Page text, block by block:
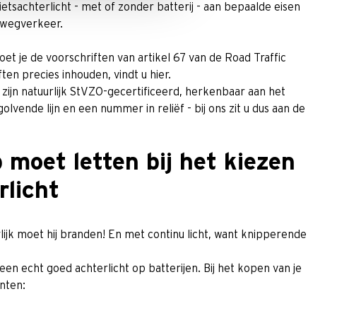
- met of zonder batterij - aan bepaalde eisen
je de voorschriften van artikel 67 van de Road Traffic
precies inhouden, vindt u hier.
natuurlijk StVZO-gecertificeerd, herkenbaar aan het
lijn en een nummer in reliëf - bij ons zit u dus aan de
moet letten bij het kiezen
moet hij branden! En met continu licht, want knipperende
echt goed achterlicht op batterijen. Bij het kopen van je